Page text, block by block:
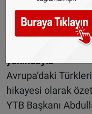
vazgeçmeden
Avusturya için
Her zaman
yanındayız
Avrupa’daki
hikayesi olarak
YTB Başkanı